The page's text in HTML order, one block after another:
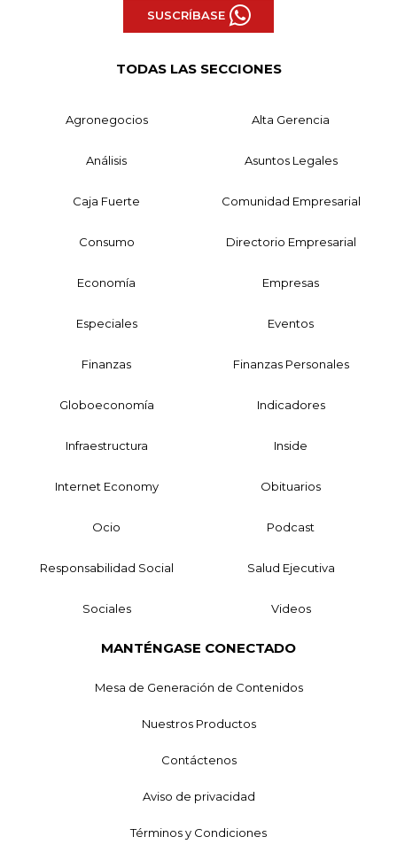
SUSCRÍBASE
TODAS LAS SECCIONES
Agronegocios Alta Gerencia
Análisis Asuntos Legales
Caja Fuerte Comunidad Empresarial
Consumo Directorio Empresarial
Economía Empresas
Especiales Eventos
Finanzas Finanzas Personales
Globoeconomía Indicadores
Infraestructura Inside
Internet Economy Obituarios
Ocio Podcast
Responsabilidad Social Salud Ejecutiva
Sociales Videos
MANTÉNGASE CONECTADO
Mesa de Generación de Contenidos
Nuestros Productos
Contáctenos
Aviso de privacidad
Términos y Condiciones